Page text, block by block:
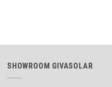
tải
anh
Nhân
mặt
lưới
SHOWROOM GIVASOLAR